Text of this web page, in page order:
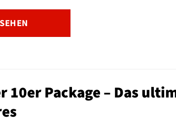
10er Package – Das